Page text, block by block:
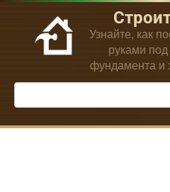
Перейти
контенту
Узнайте, как
руками
фундамента и
Поиск: